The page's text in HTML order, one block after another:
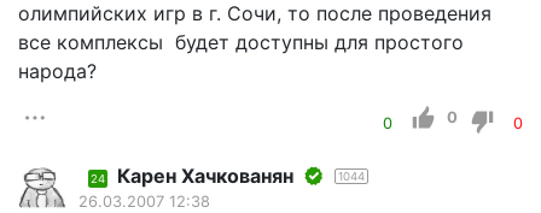
олимпийских игр в г. Сочи, то после проведения
все комплексы будет доступны для простого
народа?
0 0 0
24 Карен Хачкованян 1044
26.03.2007 12:38